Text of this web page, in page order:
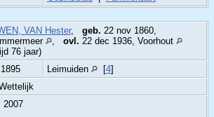
VAN Hester, geb. 22 nov 1860,
ovl. 22 dec 1936, Voorhout
76 jaar)
Leimuiden [4]
2007